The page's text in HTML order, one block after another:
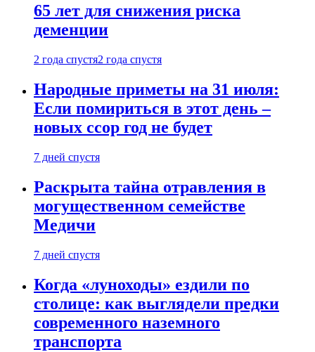
65 лет для снижения риска
деменции
2 года спустя2 года спустя
Народные приметы на 31 июля:
Если помириться в этот день –
новых ссор год не будет
7 дней спустя
Раскрыта тайна отравления в
могущественном семействе
Медичи
7 дней спустя
Когда «луноходы» ездили по
столице: как выглядели предки
современного наземного
транспорта